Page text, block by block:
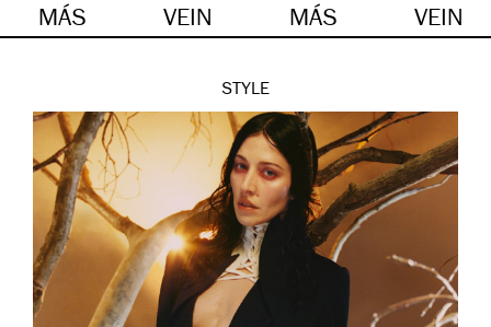
MÁS VEIN MÁS VEIN
STYLE